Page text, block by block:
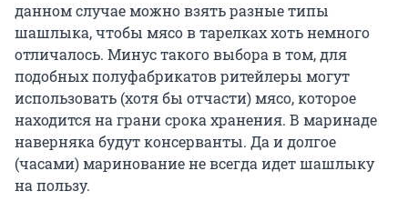
данном случае можно взять разные типы
шашлыка, чтобы мясо в тарелках хоть немного
отличалось. Минус такого выбора в том, для
подобных полуфабрикатов ритейлеры могут
использовать (хотя бы отчасти) мясо, которое
находится на грани срока хранения. В маринаде
наверняка будут консерванты. Да и долгое
(часами) маринование не всегда идет шашлыку
на пользу.